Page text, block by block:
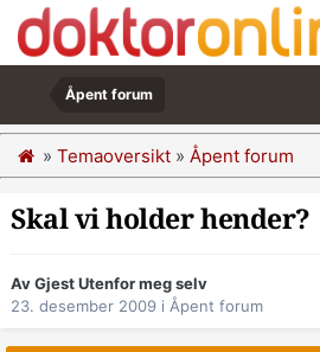
Åpent forum
» Temaoversikt » Åpent forum
Skal vi holder hender?
Av Gjest Utenfor meg selv
23. desember 2009 i Åpent forum